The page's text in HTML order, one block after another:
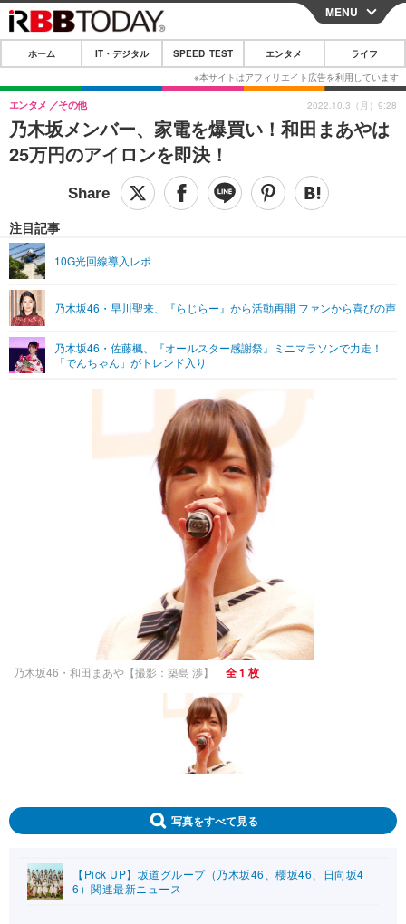
CLOSE
ホーム
IT・デジタル
IT・デジタルTOP スマートフォン
ショッピング その他
SPEED TEST
エンタメTOP 映画・ドラマ
グラビア ブログ
ショッピング その他
ライフTOP
リリース一覧
プッシュ通知の停止方法
MENU
ホーム IT・デジタル SPEED TEST エンタメ ライフ
乃木坂メンバー、家電を爆買い！和田まあやは
25万円のアイロンを即決！
エンタメ その他
注目記事
10G光回線導入レポ
乃木坂46・早川聖来、『らじらー』から活動再開 ファンから喜びの声
乃木坂46・佐藤楓、『オールスター感謝祭』ミニマラソンで力走！
「でんちゃん」がトレンド入り
2022.10.3（月）9:28
乃木坂46・和田まあや【撮影：築島 渉】 全 1 枚
写真をすべて見る
【Pick UP】坂道グループ（乃木坂46、櫻坂46、日向坂4
6）関連最新ニュース